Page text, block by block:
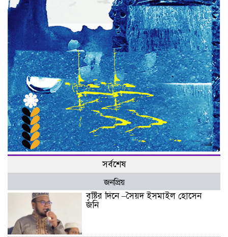
সর্বশেষ
জনপ্রিয়
বৃষ্টির দিনে –সৈয়দ ইসমাইল হোসেন
জনি